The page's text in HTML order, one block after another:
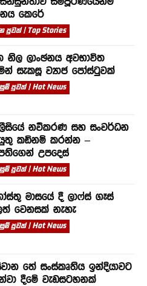
කෙරේ
පුවත් | Top Stories
නිල ලාංඡනය අවභාවිත
සැකසූ ව්‍යාජ පෝස්ටුවක්
පුවත් | Hot News
නවීකරණ සහ සංවර්ධන
කඩිනම් කරන්න –
උපදෙස්
පුවත් | Hot News
මාසයේ දී ලාෆ්ස් ගෑස්
වෙනසක් නැහැ
පුවත් | Hot News
තේ සංස්කෘතිය ඉන්දියාවට
දීමේ වැඩසටහනක්